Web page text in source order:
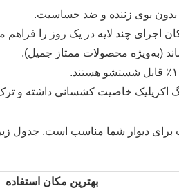
بوی زننده و ضد حساسیت.
چند لایه در یک روز را فراهم
(به‌ویژه محصولات ممتاز جمیل).
اکریلیک خاصیت کشسانی داشته و
برای دیوار شما مناسب است. جدول
بهترین مکان استفاده